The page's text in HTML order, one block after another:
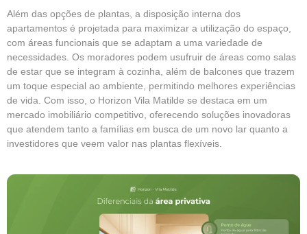
Além das opções de plantas, a disposição interna dos
apartamentos é projetada para maximizar a utilização do espaço,
com áreas funcionais que se adaptam a uma variedade de
necessidades. Os moradores podem usufruir de áreas como salas
de estar que se integram à cozinha, além de balcones que trazem
um toque especial ao ambiente, permitindo melhores experiências
de vida. Com isso, o Horizon Vila Matilde se destaca em um
mercado imobiliário competitivo, oferecendo soluções inovadoras
que atendem tanto a famílias em busca de um novo lar quanto a
investidores que veem valor nas plantas flexíveis.